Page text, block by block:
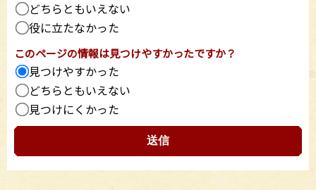
どちらともいえない
役に立たなかった
このページの情報は見つけやすかったですか？
見つけやすかった
どちらともいえない
見つけにくかった